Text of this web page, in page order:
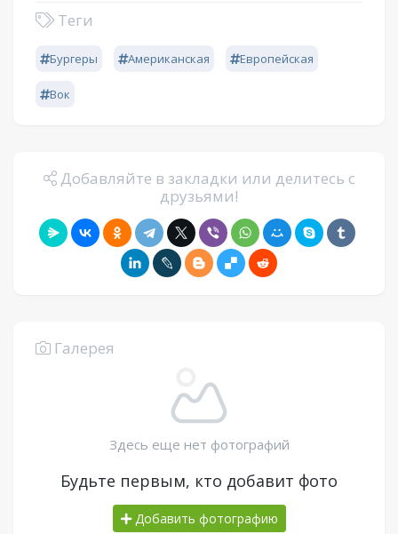
Теги
Бургеры Американская Европейская
Вок
Добавляйте в закладки или делитесь с
друзьями!
Галерея
Здесь еще нет фотографий
Будьте первым, кто добавит фото
Добавить фотографию